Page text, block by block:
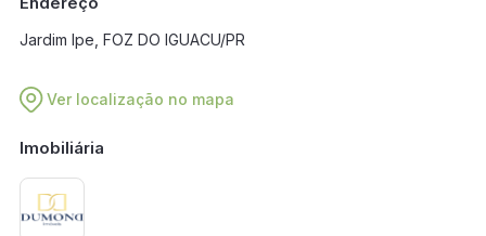
Jardim Ipe, FOZ DO IGUACU/PR
Ver localização no mapa
Imobiliária